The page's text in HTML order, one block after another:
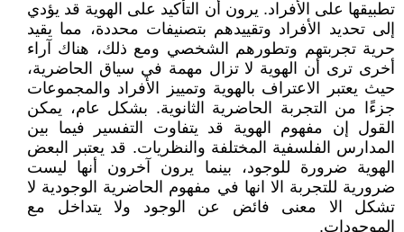
تطبيقها على الأفراد. يرون أن التأكيد على الهوية قد يؤدي
إلى تحديد الأفراد وتقييدهم بتصنيفات محددة، مما يقيد
حرية تجربتهم وتطورهم الشخصي ومع ذلك، هناك آراء
أخرى ترى أن الهوية لا تزال مهمة في سياق الحاضرية،
حيث يعتبر الاعتراف بالهوية وتمييز الأفراد والمجموعات
جزءًا من التجربة الحاضرية الثانوية. بشكل عام، يمكن
القول إن مفهوم الهوية قد يتفاوت التفسير فيما بين
المدارس الفلسفية المختلفة والنظريات. قد يعتبر البعض
الهوية ضرورة للوجود، بينما يرون آخرون أنها ليست
ضرورية للتجربة الا انها في مفهوم الحاضرية الوجودية لا
تشكل الا معنى فائض عن الوجود ولا يتداخل مع
الموجودات.